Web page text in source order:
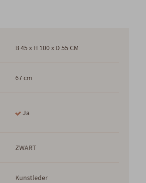
B 45 x H 100 x D 55 CM
67 cm
Ja
ZWART
Kunstleder